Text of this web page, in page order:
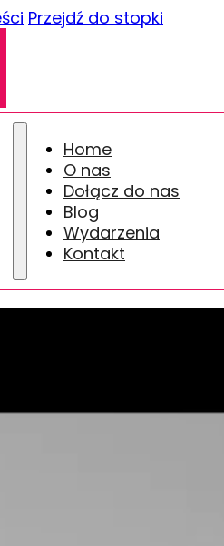
Przejdź do stopki
Home
O nas
Dołącz do nas
Blog
Wydarzenia
Kontakt